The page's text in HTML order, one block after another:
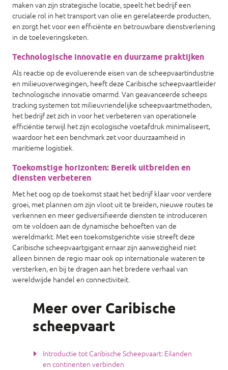
maken van zijn strategische locatie, speelt het bedrijf een
cruciale rol in het transport van olie en gerelateerde producten,
en zorgt het voor een efficiënte en betrouwbare dienstverlening
in de toeleveringsketen.
Technologische innovatie en duurzame praktijken
Als reactie op de evoluerende eisen van de scheepvaartindustrie
en milieuoverwegingen, heeft deze Caribische scheepvaartleider
technologische innovatie omarmd. Van geavanceerde scheeps
tracking systemen tot milieuvriendelijke scheepvaartmethoden,
het bedrijf zet zich in voor het verbeteren van operationele
efficiëntie terwijl het zijn ecologische voetafdruk minimaliseert,
waardoor het een benchmark zet voor duurzaamheid in
maritieme logistiek.
Toekomstige horizonten: Bereik uitbreiden en
diensten verbeteren
Met het oog op de toekomst staat het bedrijf klaar voor verdere
groei, met plannen om zijn vloot uit te breiden, nieuwe routes te
verkennen en meer gediversifieerde diensten te introduceren
om te voldoen aan de dynamische behoeften van de
wereldmarkt. Met een toekomstgerichte visie streeft deze
Caribische scheepvaartgigant ernaar zijn aanwezigheid niet
alleen binnen de regio maar ook op internationale wateren te
versterken, en bij te dragen aan het bredere verhaal van
wereldwijde handel en connectiviteit.
Meer over Caribische
scheepvaart
Introductie tot Caribische Scheepvaart: Eilanden
en continenten verbinden